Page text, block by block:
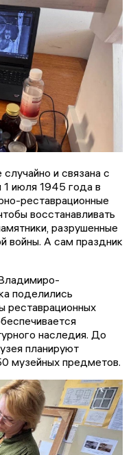
и связана с
июля 1945 года в
реставрационные
восстанавливать
разрушенные
войны. А сам праздник
поделились
реставрационных
наследия. До
планируют
музейных предметов.